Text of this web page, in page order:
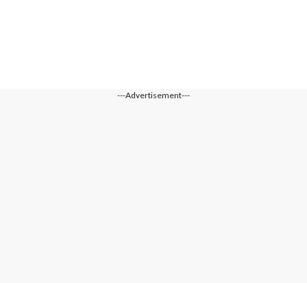
---Advertisement---